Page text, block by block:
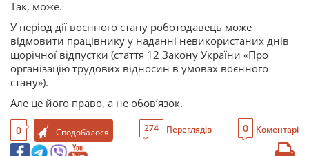
Так, може.
У період дії воєнного стану роботодавець може
відмовити працівнику у наданні невикористаних днів
щорічної відпустки (стаття 12 Закону України «Про
організацію трудових відносин в умовах воєнного
стану»).
Але це його право, а не обов’язок.
0 Сподобалося 274 Переглядів 0 Коментарі